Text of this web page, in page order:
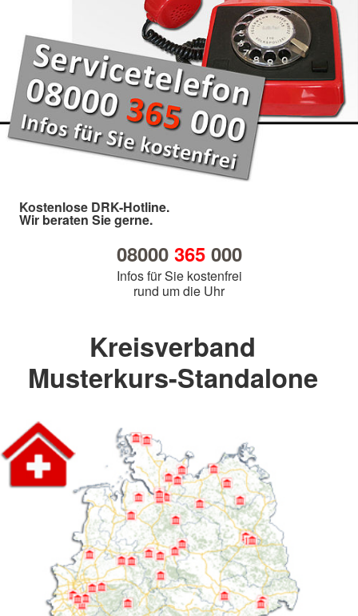
Kostenlose DRK-Hotline.
Wir beraten Sie gerne.
08000 365000
Infos für Sie kostenfrei
rund um die Uhr
Kreisverband
Musterkurs-Standalone